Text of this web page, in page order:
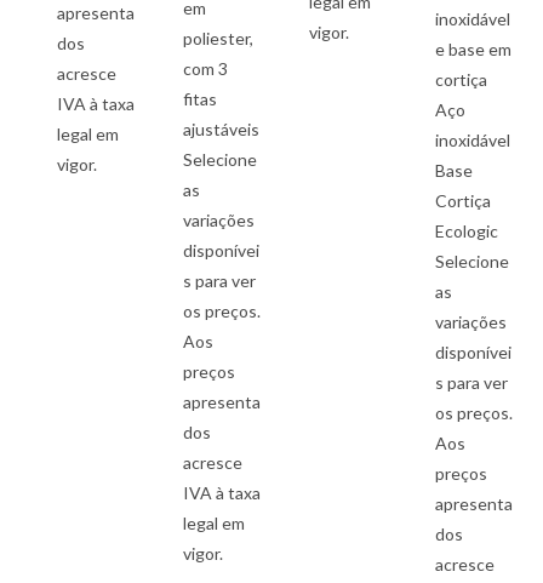
apresenta
dos
acresce
IVA à taxa
legal em
vigor.
em
poliester,
com 3
fitas
ajustáveis
Selecione
as
variações
disponívei
s para ver
os preços.
Aos
preços
apresenta
dos
acresce
IVA à taxa
legal em
vigor.
vigor.
inoxidável
e base em
cortiça
Aço
inoxidável
Base
Cortiça
Ecologic
Selecione
as
variações
disponívei
s para ver
os preços.
Aos
preços
apresenta
dos
acresce